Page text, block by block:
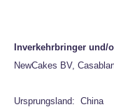
Inverkehrbringer und/
NewCakes BV,
Ursprungsland: China